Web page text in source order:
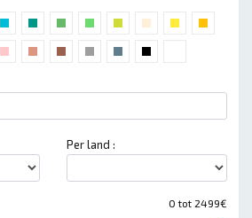
Per land :
0 tot 2499€